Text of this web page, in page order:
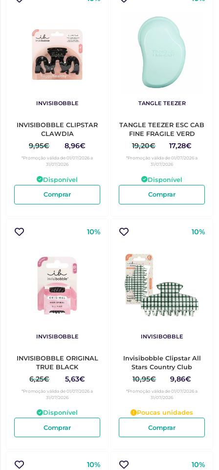
INVISIBOBBLE
INVISIBOBBLE CLIPSTAR
CLAWDIA
9,95€ 8,96€
*Promoção válida de 01/07/2026 a
31/07/2026
Disponível
Comprar
TANGLE TEEZER
TANGLE TEEZER ESC CAB
FINE FRAGILE VERD
19,20€ 17,28€
*Promoção válida de 01/07/2026 a
31/07/2026
Disponível
Comprar
10%
INVISIBOBBLE
INVISIBOBBLE ORIGINAL
TRUE BLACK
6,25€ 5,63€
*Promoção válida de 01/07/2026 a
31/07/2026
Disponível
Comprar
10%
INVISIBOBBLE
Invisibobble Clipstar All
Stars Country Club
10,95€ 9,86€
*Promoção válida de 01/07/2026 a
31/07/2026
Poucas unidades
Comprar
10% 10%